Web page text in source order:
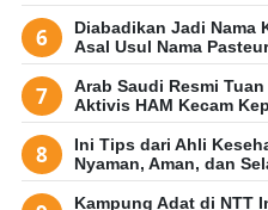
Diabadikan Jadi Nama
Asal Usul Nama
Arab Saudi Resmi
Aktivis HAM Kecam
Ini Tips dari Ahli
Nyaman, Aman, dan
Kampung Adat di NTT